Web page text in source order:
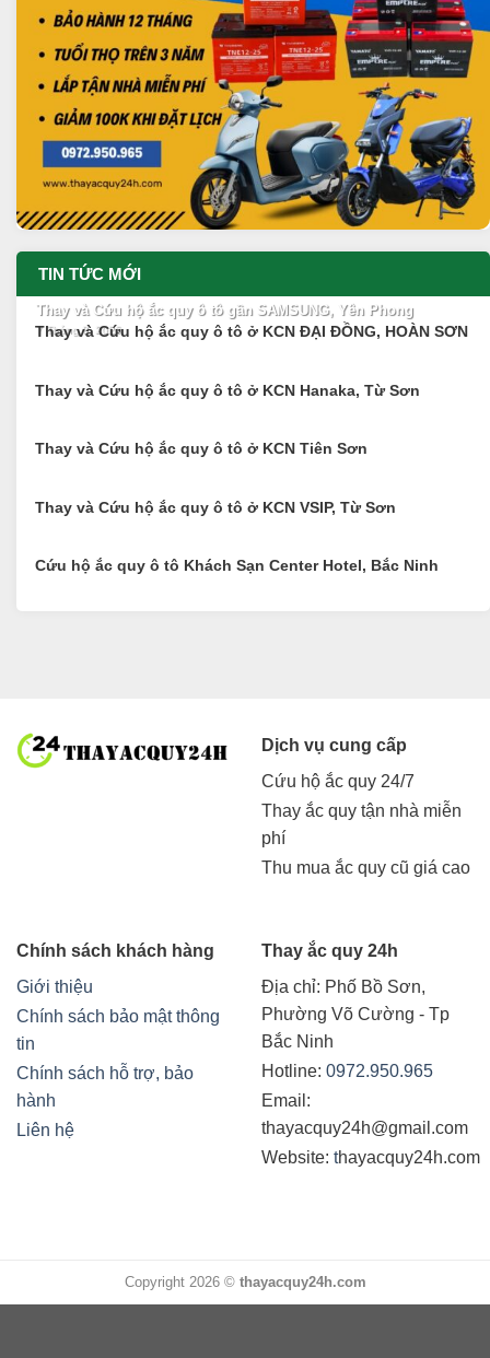
TIN TỨC MỚI
Thay và Cứu hộ ắc quy ô tô gần SAMSUNG, Yên Phong
7 Tháng 8, 2026
Thay và Cứu hộ ắc quy ô tô ở KCN ĐẠI ĐỒNG, HOÀN SƠN
Thay và Cứu hộ ắc quy ô tô ở KCN Hanaka, Từ Sơn
Thay và Cứu hộ ắc quy ô tô ở KCN Tiên Sơn
Thay và Cứu hộ ắc quy ô tô ở KCN VSIP, Từ Sơn
Cứu hộ ắc quy ô tô Khách Sạn Center Hotel, Bắc Ninh
Dịch vụ cung cấp
Cứu hộ ắc quy 24/7
Thay ắc quy tận nhà miễn
phí
Thu mua ắc quy cũ giá cao
Chính sách khách hàng
Giới thiệu
Chính sách bảo mật thông
tin
Chính sách hỗ trợ, bảo
hành
Liên hệ
Thay ắc quy 24h
Địa chỉ: Phố Bồ Sơn,
Phường Võ Cường - Tp
Bắc Ninh
Hotline: 0972.950.965
Email:
thayacquy24h@gmail.com
Website: thayacquy24h.com
Copyright 2026 © thayacquy24h.com